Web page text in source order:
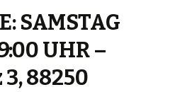
SAMSTAG
UHR –
88250